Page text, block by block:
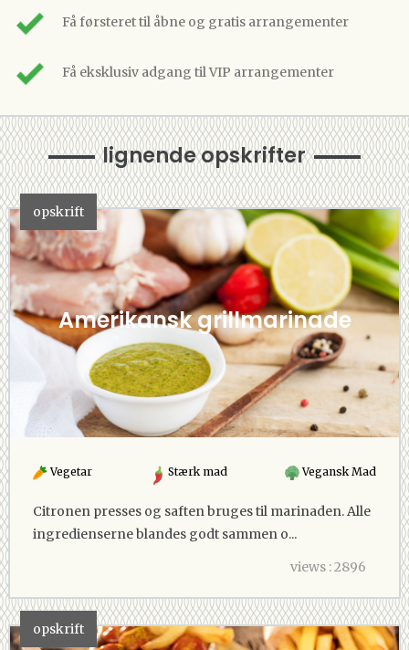
Få førsteret til åbne og gratis arrangementer
Få eksklusiv adgang til VIP arrangementer
lignende opskrifter
opskrift
Amerikansk grillmarinade
Vegetar Stærk mad Vegansk Mad
Citronen presses og saften bruges til marinaden. Alle
ingredienserne blandes godt sammen o...
views : 2896
opskrift